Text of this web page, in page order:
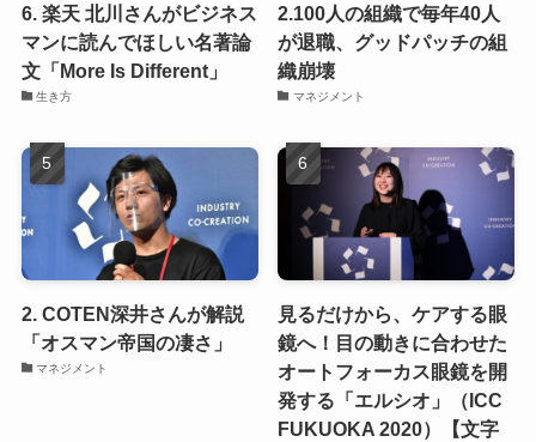
6. 楽天 北川さんがビジネス
マンに読んでほしい名著論
文「More Is Different」
生き方
2.100人の組織で毎年40人
が退職、グッドパッチの組
織崩壊
マネジメント
2. COTEN深井さんが解説
「オスマン帝国の凄さ」
マネジメント
見るだけから、ケアする眼
鏡へ！目の動きに合わせた
オートフォーカス眼鏡を開
発する「エルシオ」（ICC
FUKUOKA 2020）【文字